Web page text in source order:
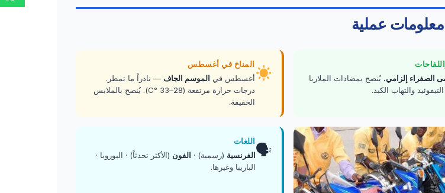
معلومات عملية
الصفراء إلزامي. يُنصح بمضادات الملاريا
والتهاب الكبد.
المناخ في أغسطس
أغسطس في الموسم الجاف — نادراً ما تمطر.
درجات حرارة مرتفعة (28–33 °C). يُنصح بالملابس
الخفيفة.
🗣اللغات
الفرنسية (رسمية) · الفون (الأكثر تحدثاً) · اليوروبا ·
الباريبا وغيرها.